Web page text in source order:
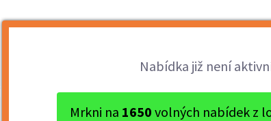
Nabídka již není
Mrkni na 1650 volných nabídek z
okres Pardubice Dašice Strážný Dašice -